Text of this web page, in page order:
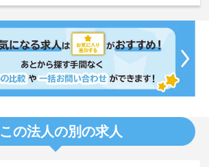
この法人の別の求人